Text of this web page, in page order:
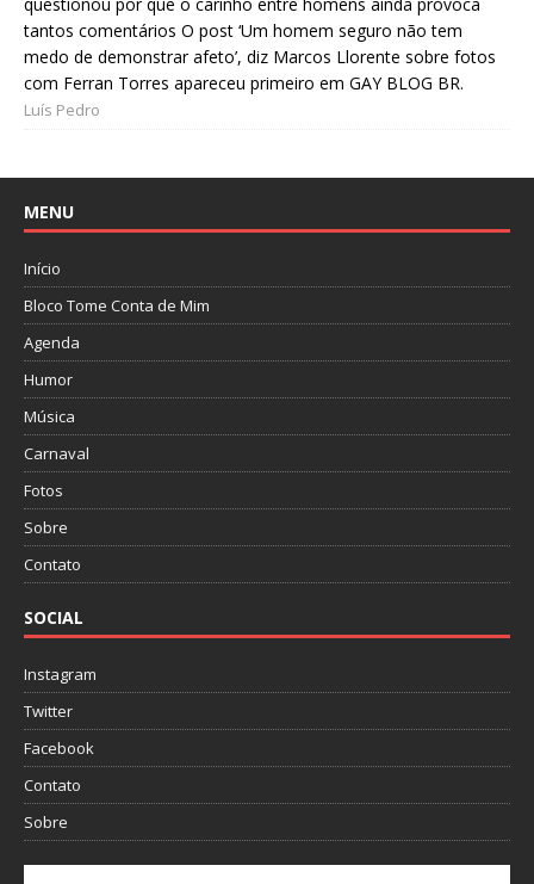
tantos comentários O post ‘Um homem seguro não tem
medo de demonstrar afeto’, diz Marcos Llorente sobre fotos
com Ferran Torres apareceu primeiro em GAY BLOG BR.
Luís Pedro
MENU
Início
Bloco Tome Conta de Mim
Agenda
Humor
Música
Carnaval
Fotos
Sobre
Contato
SOCIAL
Instagram
Twitter
Facebook
Contato
Sobre